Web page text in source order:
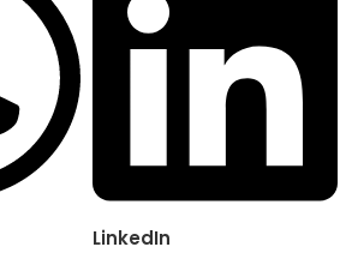
LinkedIn